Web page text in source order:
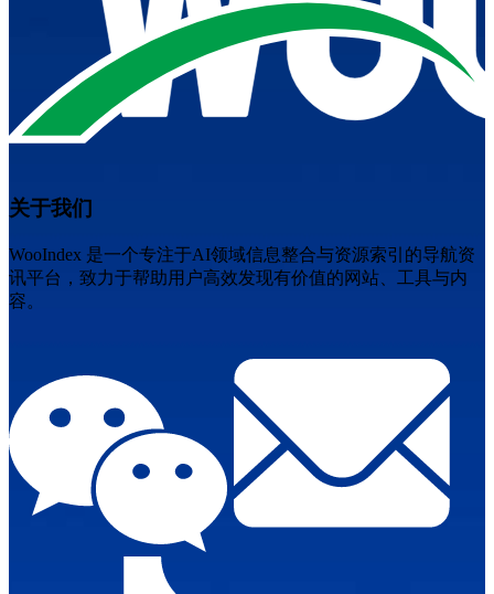
关于我们
WooIndex 是一个专注于AI领域信息整合与资源索引的导航资
讯平台，致力于帮助用户高效发现有价值的网站、工具与内
容。